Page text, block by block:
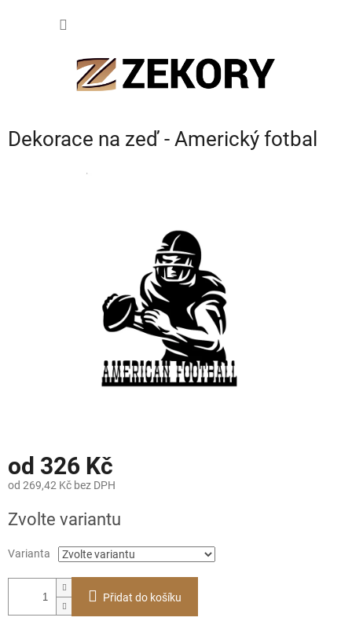
Dekorace na zeď - Americký fotbal
od 326 Kč
od 269,42 Kč bez DPH
cena:
Zvolte variantu
Varianta
Přidat do košíku